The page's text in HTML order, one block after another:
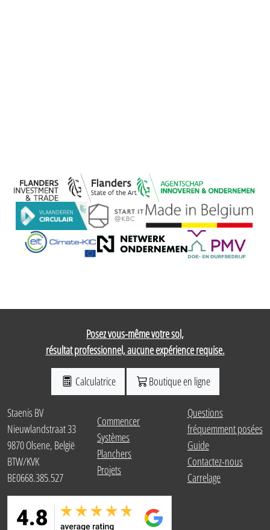
Posez vous-même votre sol,
résultat professionnel, aucune expérience requise.
Calculatrice Boutique en ligne
Staenis BV
Nieuwlandstraat 33
9870 Olsene, België
BTW/KVK
BE0668.385.527
Commencer
Systèmes
Planchers
Projets
Questions
fréquemment posées
Guide
Contactez-nous
Carrelage